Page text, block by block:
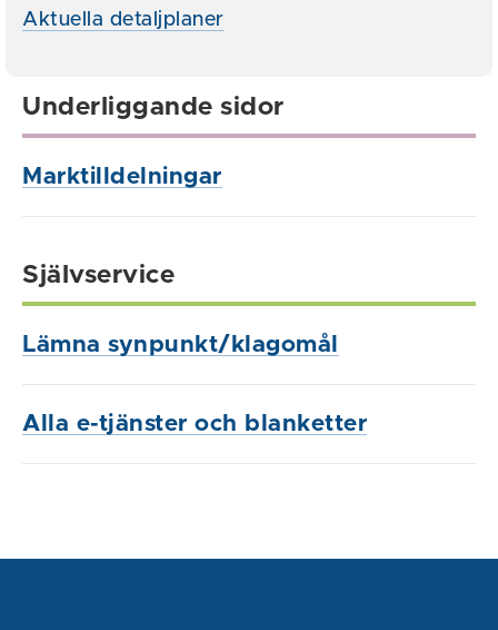
Aktuella detaljplaner
Underliggande sidor
Marktilldelningar
Självservice
Lämna synpunkt/klagomål
Alla e-tjänster och blanketter